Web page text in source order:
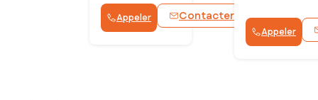
Appeler Contacter WhatsApp
Appeler